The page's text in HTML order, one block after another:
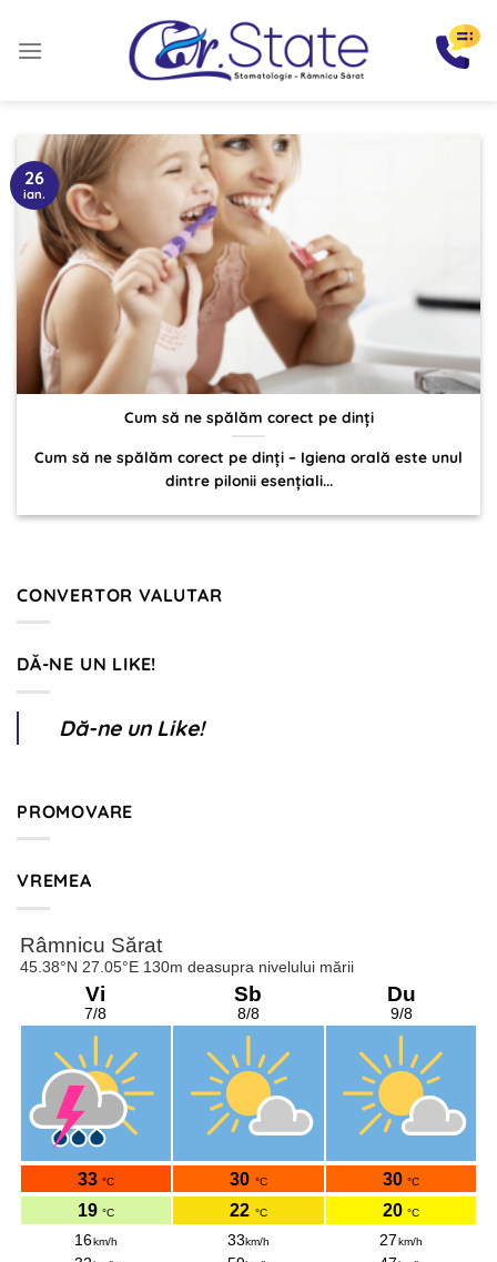
Cum să ne spălăm corect pe dinți
Cum să ne spălăm corect pe dinți – Igiena orală este unul
dintre pilonii esențiali...
26
ian.
CONVERTOR VALUTAR
DĂ-NE UN LIKE!
Dă-ne un Like!
PROMOVARE
VREMEA